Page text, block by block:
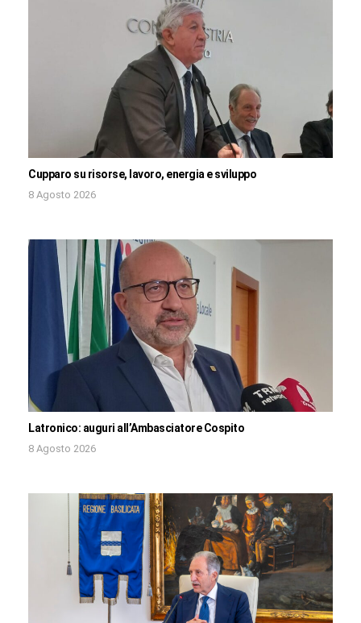
Cupparo su risorse, lavoro, energia e sviluppo
8 Agosto 2026
Latronico: auguri all’Ambasciatore Cospito
8 Agosto 2026